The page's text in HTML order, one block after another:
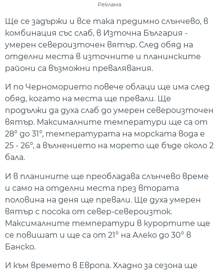
Реклама
Ще се задържи и все така предимно слънчево, в
комбинация със слаб, в Източна България -
умерен североизточен вятър. След обяд на
отделни места в източните и планинските
райони са възможни превалявания.
И по Черноморието повече облаци ще има след
обяд, когато на места ще превали. Ще
продължи да духа слаб до умерен североизточен
вятър. Максималните температури ще са от
28° до 31°, температурата на морската вода е
25 - 26°, а вълнението на морето ще бъде около 2
бала.
И в планините ще преобладава слънчево време
и само на отделни места през втората
половина на деня ще превали. Ще духа умерен
вятър с посока от север-североизток.
Максималните температури в курортите ще
се повишат и ще са от 21° на Алеко до 30° в
Банско.
И към времето в Европа. Хладно за сезона ще